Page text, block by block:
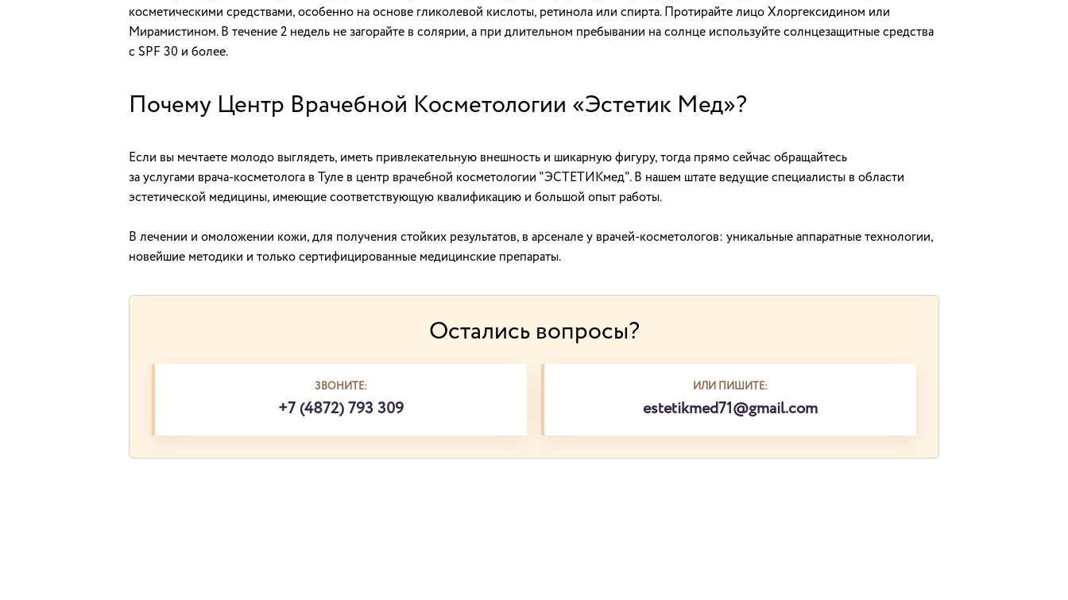
косметическими средствами, особенно на основе гликолевой кислоты, ретинола или спирта. Протирайте лицо Хлоргексидином или
Мирамистином. В течение 2 недель не загорайте в солярии, а при длительном пребывании на солнце используйте солнцезащитные средства
с SPF 30 и более.
Почему Центр Врачебной Косметологии «Эстетик Мед»?
Если вы мечтаете молодо выглядеть, иметь привлекательную внешность и шикарную фигуру, тогда прямо сейчас обращайтесь
за услугами врача-косметолога в Туле в центр врачебной косметологии "ЭСТЕТИКмед". В нашем штате ведущие специалисты в области
эстетической медицины, имеющие соответствующую квалификацию и большой опыт работы.
В лечении и омоложении кожи, для получения стойких результатов, в арсенале у врачей-косметологов: уникальные аппаратные технологии,
новейшие методики и только сертифицированные медицинские препараты.
Остались вопросы?
ЗВОНИТЕ:
+7 (4872) 793 309
ИЛИ ПИШИТЕ:
estetikmed71@gmail.com